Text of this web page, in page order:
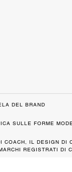
DEL BRAND
SULLE FORME
IL DESIGN DI
REGISTRATI DI